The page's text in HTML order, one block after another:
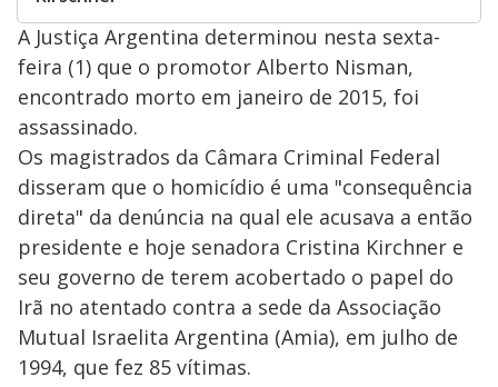
A Justiça Argentina determinou nesta sexta-
feira (1) que o promotor Alberto Nisman,
encontrado morto em janeiro de 2015, foi
assassinado.
Os magistrados da Câmara Criminal Federal
disseram que o homicídio é uma "consequência
direta" da denúncia na qual ele acusava a então
presidente e hoje senadora Cristina Kirchner e
seu governo de terem acobertado o papel do
Irã no atentado contra a sede da Associação
Mutual Israelita Argentina (Amia), em julho de
1994, que fez 85 vítimas.